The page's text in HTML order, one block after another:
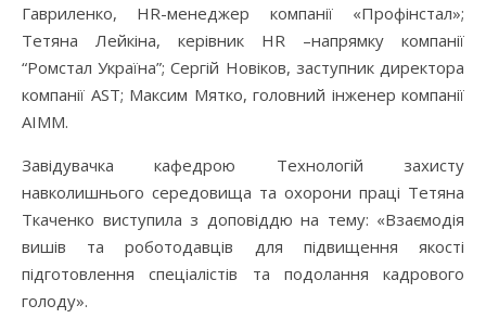
Гавриленко, HR-менеджер компанії «Профінстал»;
Тетяна Лейкіна, керівник HR –напрямку компанії
“Ромстал Україна”; Сергій Новіков, заступник директора
компанії AST; Максим Мятко, головний інженер компанії
AIMM.
Завідувачка кафедрою Технологій захисту
навколишнього середовища та охорони праці Тетяна
Ткаченко виступила з доповіддю на тему: «Взаємодія
вишів та роботодавців для підвищення якості
підготовлення спеціалістів та подолання кадрового
голоду».